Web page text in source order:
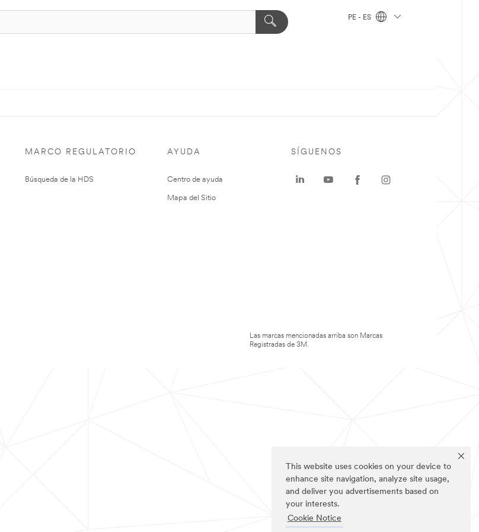
This website uses cookies on your device to
enhance site navigation, analyze site usage,
and deliver you advertisements based on
your interests.
Cookie Notice
PE - ES
MARCO REGULATORIO
Búsqueda de la HDS
AYUDA
Centro de ayuda
Mapa del Sitio
SÍGUENOS
Las marcas mencionadas arriba son Marcas
Registradas de 3M.